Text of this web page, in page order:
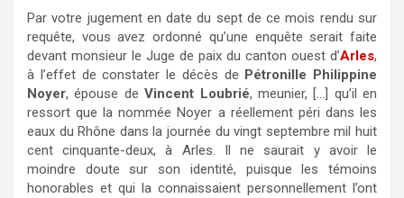
Par votre jugement en date du sept de ce mois rendu sur
requête, vous avez ordonné qu’une enquête serait faite
devant monsieur le Juge de paix du canton ouest d’Arles,
à l’effet de constater le décès de Pétronille Philippine
Noyer, épouse deVincent Loubrié, meunier, […] qu’il en
ressort que la nommée Noyer a réellement péri dans les
eaux du Rhône dans la journée du vingt septembre mil huit
cent cinquante-deux, à Arles. Il ne saurait y avoir le
moindre doute sur son identité, puisque les témoins
honorables et qui la connaissaient personnellement l’ont